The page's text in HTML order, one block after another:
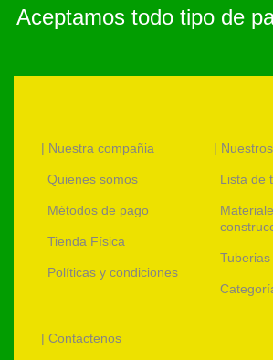
Aceptamos todo tipo de
| Nuestra compañia
Quienes somos
Métodos de pago
Tienda Física
Políticas y condiciones
|
Lista de
| Contáctenos